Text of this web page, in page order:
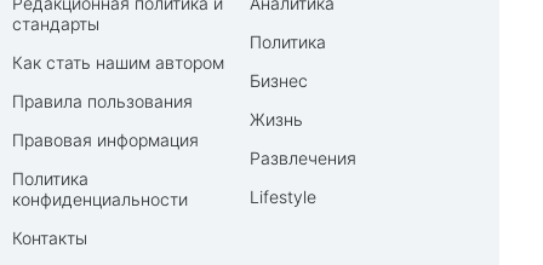
стандарты
Как стать нашим автором
Правила пользования
Правовая информация
Политика
конфиденциальности
Контакты
Политика
Бизнес
Жизнь
Развлечения
Lifestyle